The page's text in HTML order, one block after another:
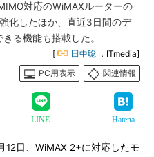
対応のWiMAXルーターの
化したほか、直近3日間のデ
る機能も搭載した。
[ 田中聡 ，ITmedia]
PC用表示
関連情報
LINE Hatena
12日、WiMAX 2+に対応したモ